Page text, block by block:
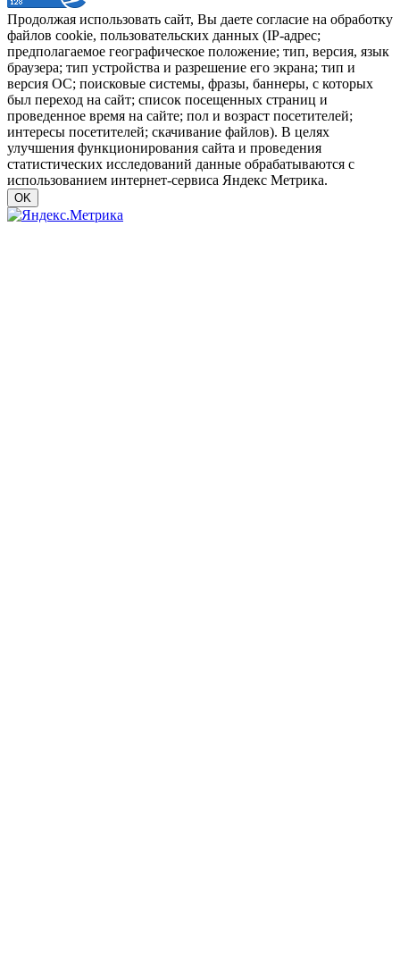
Продолжая использовать сайт, Вы даете согласие на обработку
файлов cookie, пользовательских данных (IP-адрес;
предполагаемое географическое положение; тип, версия, язык
браузера; тип устройства и разрешение его экрана; тип и
версия ОС; поисковые системы, фразы, баннеры, с которых
был переход на сайт; список посещенных страниц и
проведенное время на сайте; пол и возраст посетителей;
интересы посетителей; скачивание файлов). В целях
улучшения функционирования сайта и проведения
статистических исследований данные обрабатываются с
использованием интернет-сервиса Яндекс Метрика.
OK